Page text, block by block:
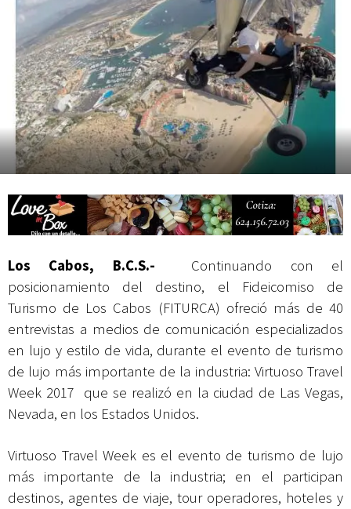
Campesina
Los Cabos, B.C.S.-
Continuando con el
posicionamiento del destino, el Fideicomiso de
Turismo de Los Cabos (FITURCA) ofreció más de 40
entrevistas a medios de comunicación especializados
en lujo y estilo de vida, durante el evento de turismo
de lujo más importante de la industria: Virtuoso Travel
Week 2017 que se realizó en la ciudad de Las Vegas,
Nevada, en los Estados Unidos.
Virtuoso Travel Week es el evento de turismo de lujo
más importante de la industria; en el participan
destinos, agentes de viaje, tour operadores, hoteles y